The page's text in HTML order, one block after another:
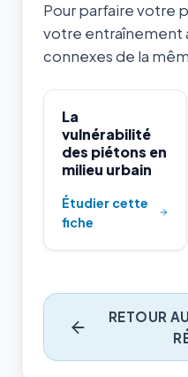
Pour parfaire votre
votre entraînement
connexes de la
La
vulnérabilité
des piétons en
milieu urbain
Étudier cette
fiche
RETOUR